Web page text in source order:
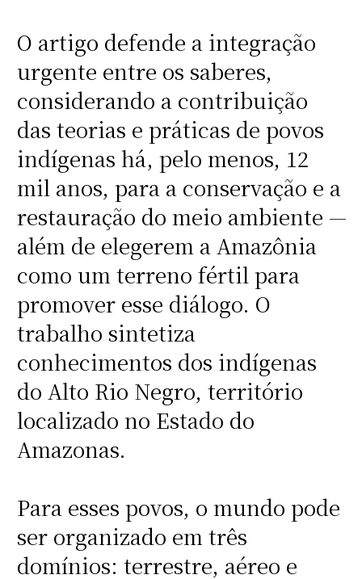
O artigo defende a integração
urgente entre os saberes,
considerando a contribuição
das teorias e práticas de povos
indígenas há, pelo menos, 12
mil anos, para a conservação e a
restauração do meio ambiente —
além de elegerem a Amazônia
como um terreno fértil para
promover esse diálogo. O
trabalho sintetiza
conhecimentos dos indígenas
do Alto Rio Negro, território
localizado no Estado do
Amazonas.
Para esses povos, o mundo pode
ser organizado em três
domínios: terrestre, aéreo e